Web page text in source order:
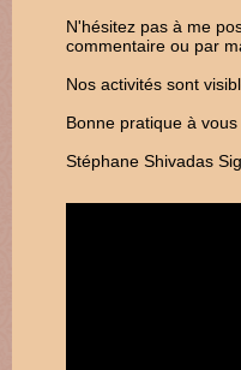
N'hésitez pas à me
commentaire ou par
Nos activités sont
Bonne pratique à vous
Stéphane Shivadas